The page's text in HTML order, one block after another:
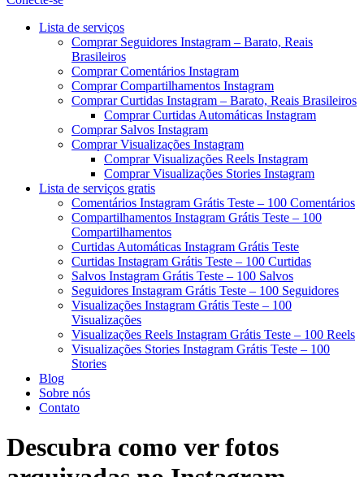
Menu
Lista de serviços
Comprar Seguidores Instagram – Barato, Reais
Brasileiros
Comprar Comentários Instagram
Comprar Compartilhamentos Instagram
Comprar Curtidas Instagram – Barato, Reais Brasileiros
Comprar Curtidas Automáticas Instagram
Comprar Salvos Instagram
Comprar Visualizações Instagram
Comprar Visualizações Reels Instagram
Comprar Visualizações Stories Instagram
Lista de serviços gratis
Comentários Instagram Grátis Teste – 100 Comentários
Compartilhamentos Instagram Grátis Teste – 100
Compartilhamentos
Curtidas Automáticas Instagram Grátis Teste
Curtidas Instagram Grátis Teste – 100 Curtidas
Salvos Instagram Grátis Teste – 100 Salvos
Seguidores Instagram Grátis Teste – 100 Seguidores
Visualizações Instagram Grátis Teste – 100
Visualizações
Visualizações Reels Instagram Grátis Teste – 100 Reels
Visualizações Stories Instagram Grátis Teste – 100
Stories
Blog
Sobre nós
Contato
Descubra como ver fotos